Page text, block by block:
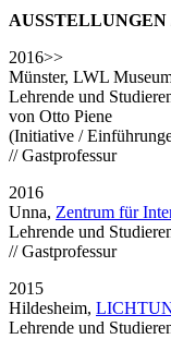
AUSSTELLUNGEN
2016>>
Münster, LWL
Lehrende und
von Otto Piene
(Initiative /
// Gastprofessur
2016
Unna, Zentrum für
Lehrende und
// Gastprofessur
2015
Hildesheim,
Lehrende und